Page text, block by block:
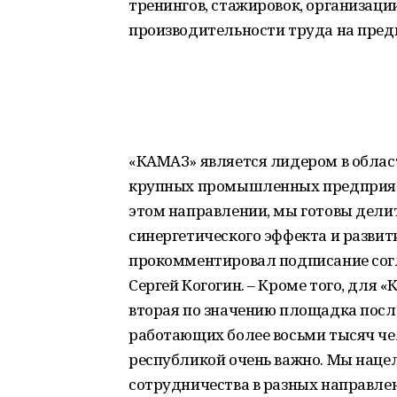
тренингов, стажировок,
производительности труда на
«КАМАЗ» является лидером в
крупных промышленных
этом направлении, мы готовы
синергетического эффекта и
прокомментировал подписание
Сергей Когогин. – Кроме того, для
вторая по значению площадка
работающих более восьми тысяч
республикой очень важно. Мы
сотрудничества в разных